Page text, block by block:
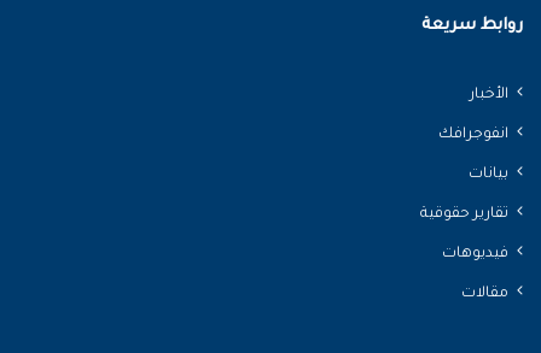
روابط سريعة
الأخبار
انفوجرافك
بيانات
تقارير حقوقية
فيديوهات
مقالات